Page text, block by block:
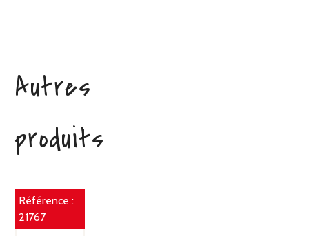
Autres
produits
Référence :
21767